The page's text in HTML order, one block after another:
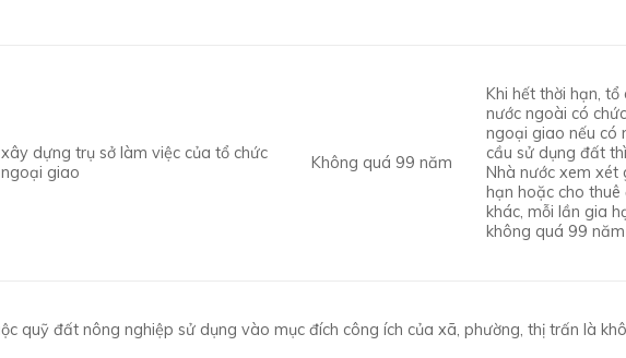
dựng trụ sở làm việc của tổ chức
giao
Không quá 99 năm
Khi hết thời hạn, tổ
nước ngoài có
ngoại giao nếu có
cầu sử dụng đất
Nhà nước xem xét
hạn hoặc cho thuê
khác, mỗi lần gia
không quá 99 năm
quỹ đất nông nghiệp sử dụng vào mục đích công ích của xã, phường, thị trấn là